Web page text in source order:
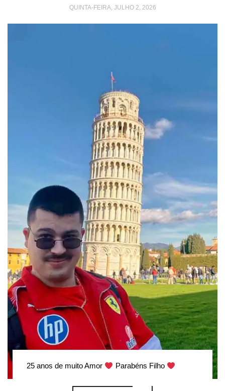
QUINTA-FEIRA, JULHO 2, 2026
25 anos de muito Amor Parabéns Filho